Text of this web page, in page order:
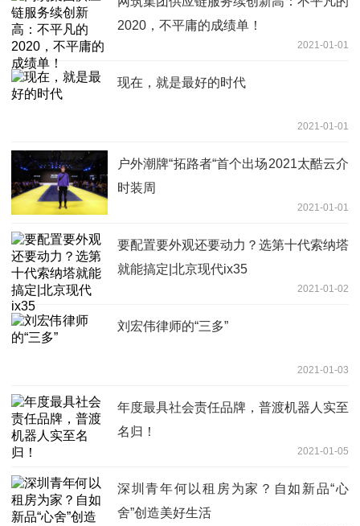
2020，不平庸的成绩单！
2021-01-01
现在，就是最好的时代
2021-01-01
户外潮牌“拓路者“首个出场2021太酷云介
时装周
2021-01-01
要配置要外观还要动力？选第十代索纳塔
就能搞定|北京现代ix35
2021-01-02
刘宏伟律师的“三多”
2021-01-03
年度最具社会责任品牌，普渡机器人实至
名归！
2021-01-05
深圳青年何以租房为家？自如新品“心
舍”创造美好生活